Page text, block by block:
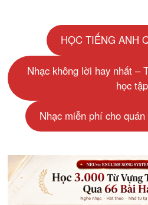
HỌC TIẾNG ANH
Nhạc không lời hay nhất –
học tập
Nhạc miễn phí cho